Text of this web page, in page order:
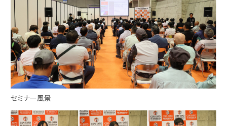
セミナー風景